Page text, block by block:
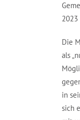
Die
als
in
sich